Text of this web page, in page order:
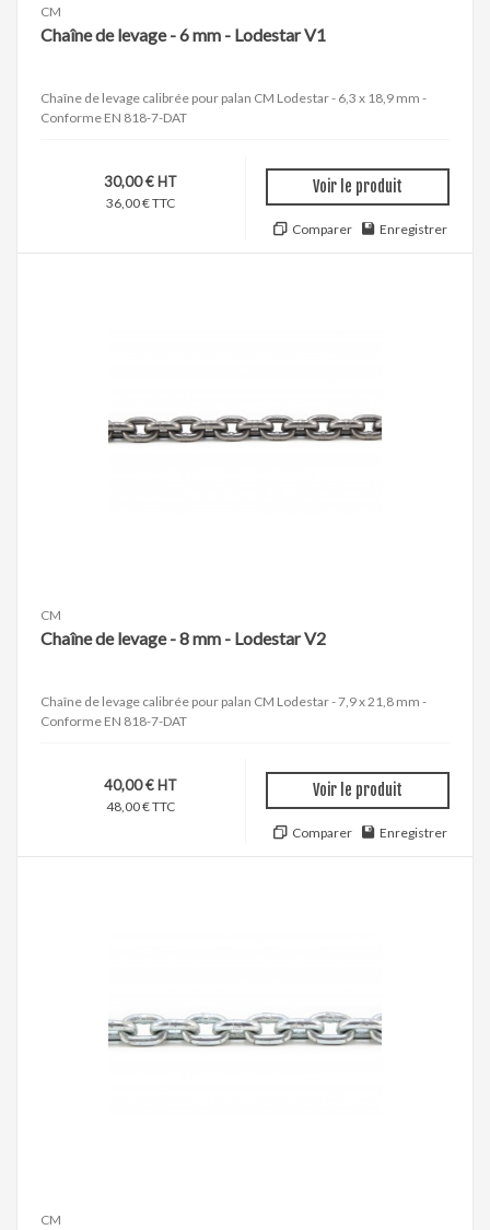
CM
Chaîne de levage - 6 mm - Lodestar V1
Chaîne de levage calibrée pour palan CM Lodestar - 6,3 x 18,9 mm -
Conforme EN 818-7-DAT
30,00 € HT
36,00 € TTC
Voir le produit
Comparer Enregistrer
CM
Chaîne de levage - 8 mm - Lodestar V2
Chaîne de levage calibrée pour palan CM Lodestar - 7,9 x 21,8 mm -
Conforme EN 818-7-DAT
40,00 € HT
48,00 € TTC
Voir le produit
Comparer Enregistrer
CM